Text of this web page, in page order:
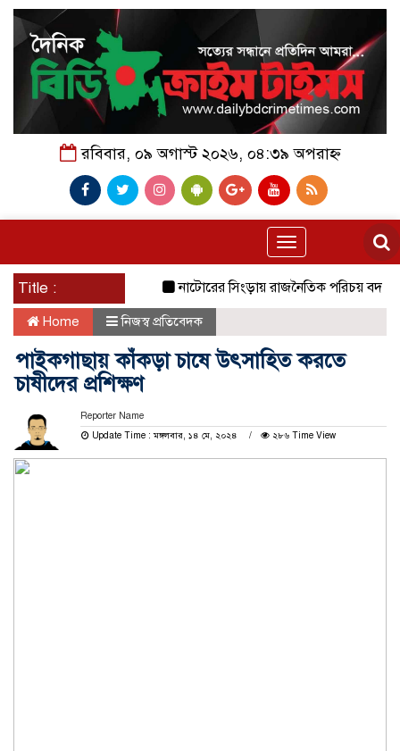
রবিবার, ০৯ অগাস্ট ২০২৬, ০৪:৩৯ অপরাহ্ন
Toggle
navigation
Title : নাটোরের সিংড়ায় রাজনৈতিক পরিচয় বদলে
Home নিজস্ব প্রতিবেদক
পাইকগাছায় কাঁকড়া চাষে উৎসাহিত করতে
চাষীদের প্রশিক্ষণ
Reporter Name
Update Time : মঙ্গলবার, ১৪ মে, ২০২৪
২৮৬ Time View